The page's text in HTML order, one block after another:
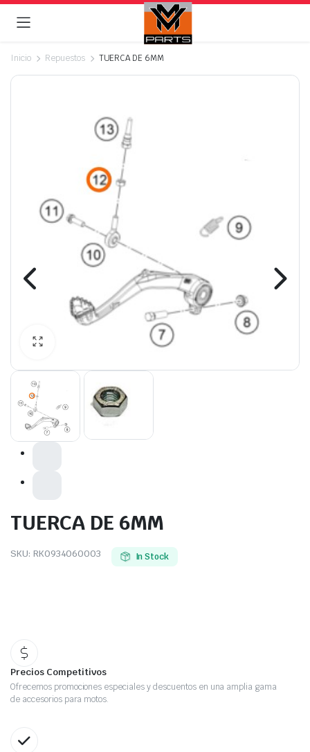
Inicio Repuestos TUERCA DE 6MM
TUERCA DE 6MM
SKU: RK0934060003 In Stock
Precios Competitivos
Ofrecemos promociones especiales y descuentos en una amplia gama
de accesorios para motos.